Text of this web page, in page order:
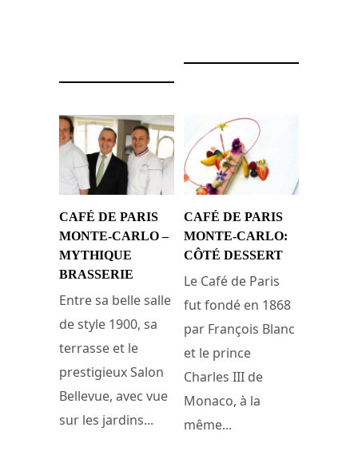
CAFÉ DE PARIS
MONTE-CARLO –
MYTHIQUE
BRASSERIE
Entre sa belle salle
de style 1900, sa
terrasse et le
prestigieux Salon
Bellevue, avec vue
sur les jardins...
CAFÉ DE PARIS
MONTE-CARLO:
CÔTÉ DESSERT
Le Café de Paris
fut fondé en 1868
par François Blanc
et le prince
Charles III de
Monaco, à la
même...